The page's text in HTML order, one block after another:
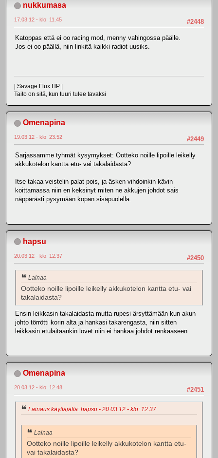
nukkumasa
#2448
17.03.12 - klo: 11.45
Katoppas että ei oo racing mod, menny vahingossa päälle.
Jos ei oo päällä, niin linkitä kaikki radiot uusiks.
| Savage Flux HP |
Taito on sitä, kun tuuri tulee tavaksi
Omenapina
#2449
19.03.12 - klo: 23.52
Sarjassamme tyhmät kysymykset: Ootteko noille lipoille leikelly
akkukotelon kantta etu- vai takalaidasta?
Itse takaa veistelin palat pois, ja äsken vihdoinkin kävin
koittamassa niin en keksinyt miten ne akkujen johdot sais
näppärästi pysymään kopan sisäpuolella.
hapsu
#2450
20.03.12 - klo: 12.37
Lainaa
Ootteko noille lipoille leikelly akkukotelon kantta etu- vai
takalaidasta?
Ensin leikkasin takalaidasta mutta rupesi ärsyttämään kun akun
johto törrötti korin alta ja hankasi takarengasta, niin sitten
leikkasin etulaitaankin lovet niin ei hankaa johdot renkaaseen.
Omenapina
#2451
20.03.12 - klo: 12.48
Lainaus käyttäjältä: hapsu - 20.03.12 - klo: 12.37
Lainaa
Ootteko noille lipoille leikelly akkukotelon kantta etu-
vai takalaidasta?